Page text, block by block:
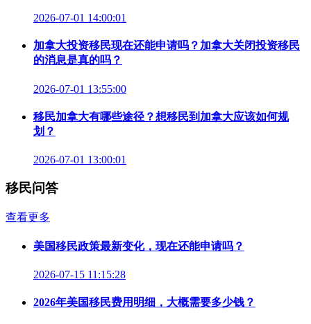
2026-07-01 14:00:01
加拿大投资移民现在还能申请吗？加拿大关闭投资移民
的消息是真的吗？
2026-07-01 13:55:00
移民加拿大有哪些途径？想移民到加拿大应该如何规
划？
2026-07-01 13:00:01
移民问答
查看更多
美国移民政策最新变化，现在还能申请吗？
2026-07-15 11:15:28
2026年美国移民费用明细，大概需要多少钱？